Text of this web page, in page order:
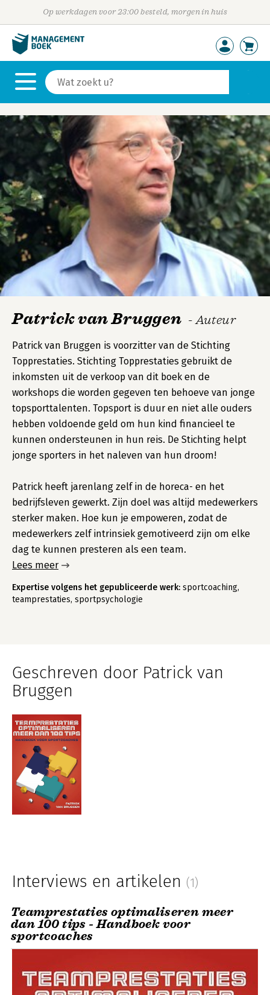
Op werkdagen voor 23:00 besteld, morgen in huis
Patrick van Bruggen - Auteur
Patrick van Bruggen is voorzitter van de Stichting
Topprestaties. Stichting Topprestaties gebruikt de
inkomsten uit de verkoop van dit boek en de
workshops die worden gegeven ten behoeve van jonge
topsporttalenten. Topsport is duur en niet alle ouders
hebben voldoende geld om hun kind financieel te
kunnen ondersteunen in hun reis. De Stichting helpt
jonge sporters in het naleven van hun droom!
Patrick heeft jarenlang zelf in de horeca- en het
bedrijfsleven gewerkt. Zijn doel was altijd medewerkers
sterker maken. Hoe kun je empoweren, zodat de
medewerkers zelf intrinsiek gemotiveerd zijn om elke
dag te kunnen presteren als een team.
Lees meer
Expertise volgens het gepubliceerde werk: sportcoaching,
teamprestaties, sportpsychologie
Geschreven door Patrick van
Bruggen
Interviews en artikelen (1)
Teamprestaties optimaliseren meer
dan 100 tips - Handboek voor
sportcoaches